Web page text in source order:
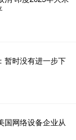
暂时没有进一步下
国网络设备企业从